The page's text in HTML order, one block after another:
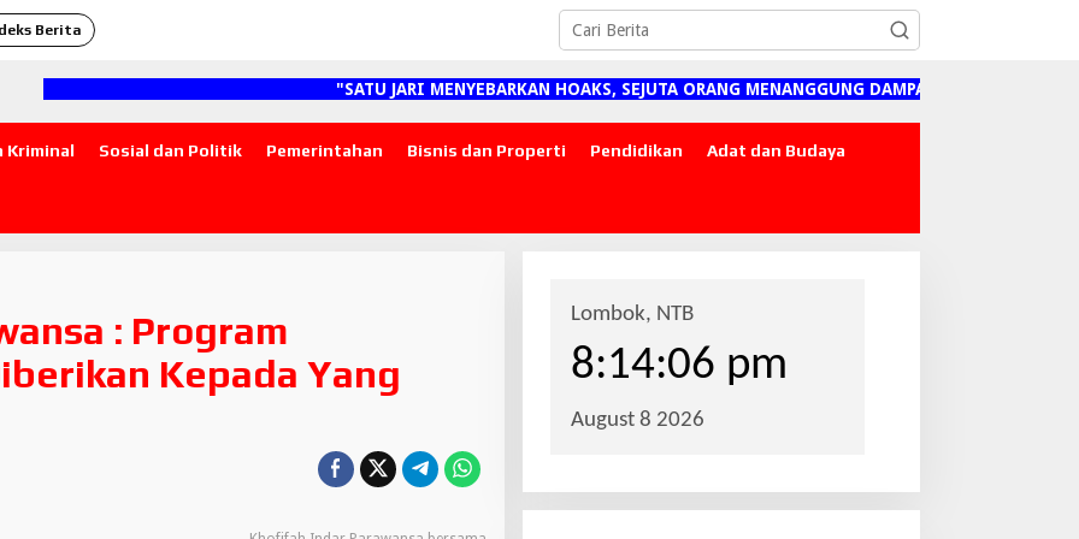
Berita
"SATU JARI MENYEBARKAN HOAKS, SEJUTA ORANG MENANGGUNG DAMPAKNYA"
Kriminal Sosial dan Politik Pemerintahan Bisnis dan Properti Pendidikan Adat dan Budaya
: Program
Kepada Yang